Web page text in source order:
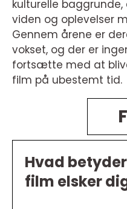
kulturelle
viden og oplevelser
Gennem årene er
vokset, og der er
fortsætte med at
film på ubestemt tid.
Hvad
film elsker